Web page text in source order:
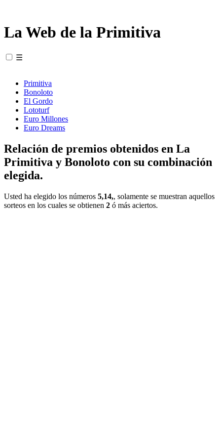
La Web de la Primitiva
☰
Primitiva
Bonoloto
El Gordo
Lototurf
Euro Millones
Euro Dreams
Relación de premios obtenidos en La
Primitiva y Bonoloto con su combinación
elegida.
Usted ha elegido los números 5,14,, solamente se muestran aquellos
sorteos en los cuales se obtienen 2 ó más aciertos.